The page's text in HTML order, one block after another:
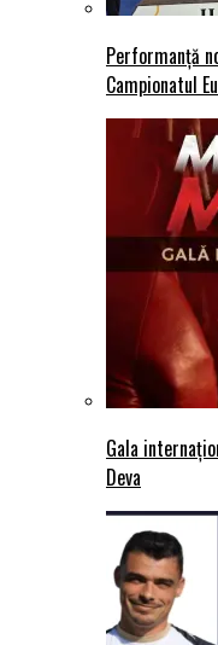
Performanță
Campionatul
Gala
Deva